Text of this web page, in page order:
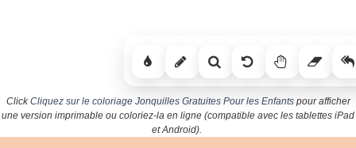
ClickCliquez sur le coloriage Jonquilles Gratuites Pour les Enfantspour afficher
une version imprimable ou coloriez-la en ligne (compatible avec les tablettes iPad
et Android).